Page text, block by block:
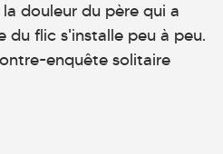
douleur du père qui a
du flic s'installe peu à peu.
enquête solitaire